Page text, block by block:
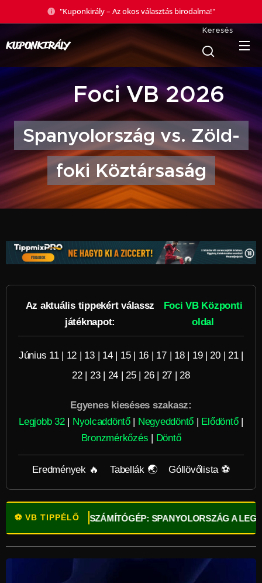
"Kuponkirály – Az okos választás birodalma!"
KUPONKIRÁLY
Keresés
🏆 Foci VB 2026
Spanyolország vs. Zöld-
foki Köztársaság
Az aktuális tippekért válassz
játéknapot:
Foci VB Központi
oldal
Június 11| 12 | 13| 14| 15| 16 | 17| 18| 19| 20| 21|
22| 23| 24 | 25| 26| 27 | 28
Egyenes kieséses szakasz:
Legjobb 32| Nyolcaddöntő| Negyeddöntő | Elődöntő|
Bronzmérkőzés | Döntő
Eredmények 🔥 Tabellák 🌏 Góllövőlista ⚽
⚽ VB TIPPÉLŐ
SZUPERSZÁMÍTÓGÉP: SPANYOLORSZÁG A LEGFŐBB